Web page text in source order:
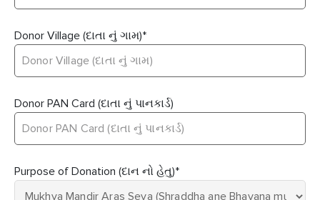
Donor Village (દાતા નું ગામ)*
Donor PAN Card (દાતા નું પાનકાર્ડ)
Purpose of Donation (દાન નો હેતુ)*